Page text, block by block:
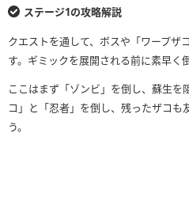
ステージ1の攻略解説
クエストを通して、ボスや「ワープザ
す。ギミックを展開される前に素早く
ここはまず「ゾンビ」を倒し、蘇生を
コ」と「忍者」を倒し、残ったザコも
う。